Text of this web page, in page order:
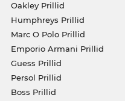
Oakley Prillid
Humphreys Prillid
Marc O Polo Prillid
Emporio Armani Prillid
Guess Prillid
Persol Prillid
Boss Prillid